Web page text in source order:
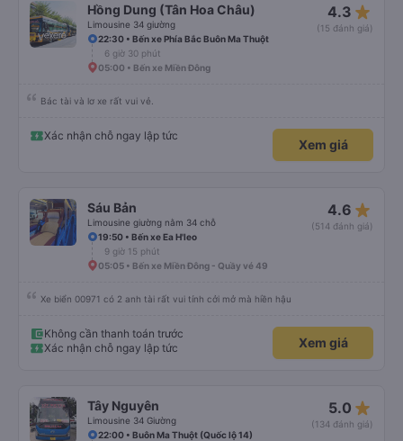
Hồng Dung (Tân Hoa Châu)
Limousine 34 giường
4.3 star_rate
(15 đánh giá)
22:30 • Bến xe Phía Bắc Buôn Ma Thuột
6 giờ 30 phút
05:00 • Bến xe Miền Đông
Bác tài và lơ xe rất vui vẻ.
Xác nhận chỗ ngay lập tức
Xem giá
Sáu Bản
Limousine giường nằm 34 chỗ
4.6 star_rate
(514 đánh giá)
19:50 • Bến xe Ea H'leo
9 giờ 15 phút
05:05 • Bến xe Miền Đông - Quầy vé 49
Xe biển 00971 có 2 anh tài rất vui tính cởi mở mà hiền hậu
Không cần thanh toán trước
Xác nhận chỗ ngay lập tức
Xem giá
Tây Nguyên
Limousine 34 Giường
5.0 star_rate
(134 đánh giá)
22:00 • Buôn Ma Thuột (Quốc lộ 14)